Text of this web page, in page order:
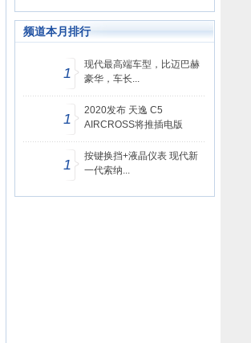
频道本月排行
1
现代最高端车型，比迈巴赫
豪华，车长...
1
2020发布 天逸 C5
AIRCROSS将推插电版
1
按键换挡+液晶仪表 现代新
一代索纳...